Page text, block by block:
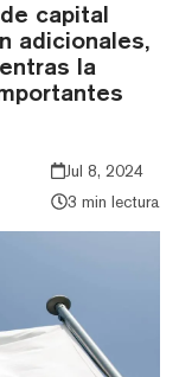
capital
adicionales,
la
Jul 8, 2024
3 min lectura